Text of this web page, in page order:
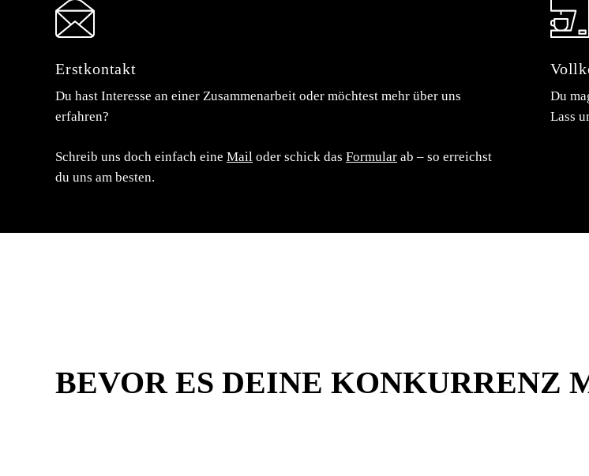
Erstkontakt
Du hast Interesse an einer Zusammenarbeit oder möchtest mehr über uns
erfahren?
Schreib uns doch einfach eine Mail oder schick das Formular ab – so erreichst
du uns am besten.
Du
Lass
BEVOR ES DEINE KONKURRENZ